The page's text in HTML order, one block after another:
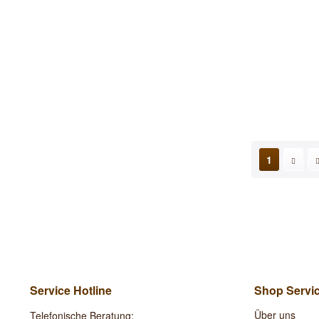
1
Service Hotline
Telefonische Beratung:
Shop
Über uns